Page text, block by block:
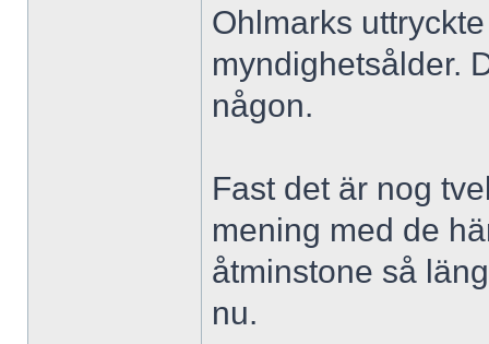
Ohlmarks
myndighetsålder.
någon.
Fast det är nog
mening med de
åtminstone så
nu.